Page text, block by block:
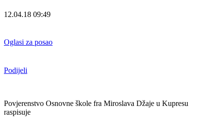
12.04.18 09:49
Oglasi za posao
Podijeli
Povjerenstvo Osnovne škole fra Miroslava Džaje u Kupresu
raspisuje